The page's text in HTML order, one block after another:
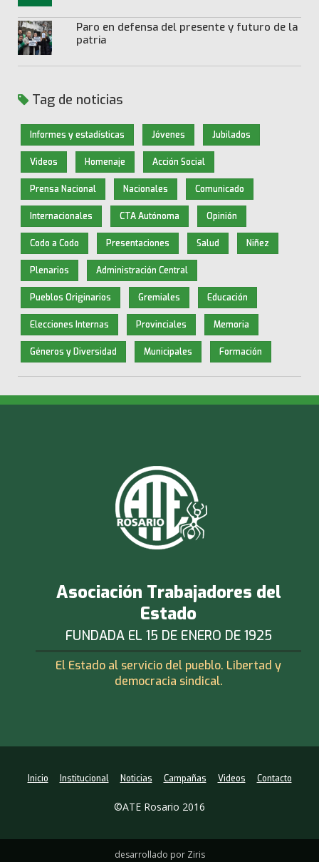
Paro en defensa del presente y futuro de la
patria
Tag de noticias
Informes y estadísticas Jóvenes Jubilados
Videos Homenaje Acción Social
Prensa Nacional Nacionales Comunicado
Internacionales CTA Autónoma Opinión
Codo a Codo Presentaciones Salud Niñez
Plenarios Administración Central
Pueblos Originarios Gremiales Educación
Elecciones Internas Provinciales Memoria
Géneros y Diversidad Municipales Formación
Asociación Trabajadores del
Estado
FUNDADA EL 15 DE ENERO DE 1925
El Estado al servicio del pueblo. Libertad y
democracia sindical.
Inicio Institucional Noticias Campañas Videos Contacto
©ATE Rosario 2016
desarrollado por Ziris